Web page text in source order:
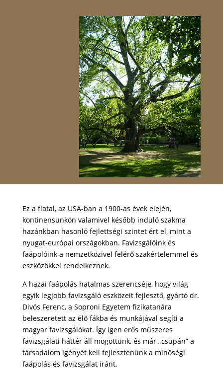
Ez a fiatal, az USA-ban a 1900-as évek elején,
kontinensünkön valamivel később induló szakma
hazánkban hasonló fejlettségi szintet ért el, mint a
nyugat-európai országokban. Favizsgálóink és
faápolóink a nemzetközivel felérő szakértelemmel és
eszközökkel rendelkeznek.
A hazai faápolás hatalmas szerencséje, hogy világ
egyik legjobb favizsgáló eszközeit fejlesztő, gyártó dr.
Divós Ferenc, a Soproni Egyetem fizikatanára
beleszeretett az élő fákba és munkájával segíti a
magyar favizsgálókat. Így igen erős műszeres
favizsgálati háttér áll mögöttünk, és már „csupán” a
társadalom igényét kell fejlesztenünk a minőségi
faápolás és favizsgálat iránt.